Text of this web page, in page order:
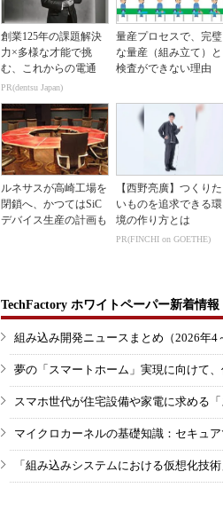
創業125年の課題解決
力×多様な才能で挑
む、これからの電通
PR(dentsu Japan)
量産プロセスで、完璧
な量産（組み立て）と
検査ができない理由
ルネサスが高崎工場を
閉鎖へ、かつてはSiC
デバイス生産の計画も
【西野亮廣】つくりた
いものを追求できる環
境の作り方とは
PR(FINCHI on GOETHE)
TechFactory ホワイトペーパー新着情報
組み込み開発ニュースまとめ（2026年4
夢の「スマートホーム」実現に向けて
スマホ世代が住宅設備や家電に求める
マイクロカーネルの基礎知識：セキュ
「組み込みシステムにおける仮想化技